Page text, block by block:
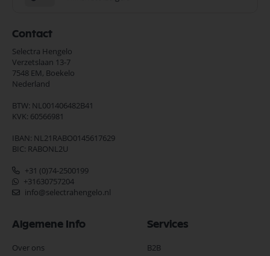
Contact
Selectra Hengelo
Verzetslaan 13-7
7548 EM, Boekelo
Nederland
BTW: NL001406482B41
KVK: 60566981
IBAN: NL21RABO0145617629
BIC: RABONL2U
+31 (0)74-2500199
+31630757204
info@selectrahengelo.nl
Algemene Info
Over ons
Services
B2B